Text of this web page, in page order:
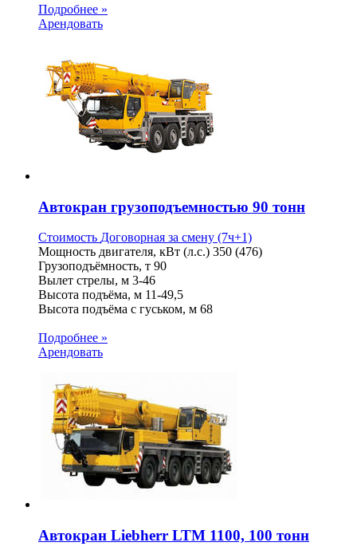
Подробнее »
Арендовать
Автокран грузоподъемностью 90 тонн
Стоимость Договорная за смену (7ч+1)
Мощность двигателя, кВт (л.с.) 350 (476)
Грузоподъёмность, т 90
Вылет стрелы, м 3-46
Высота подъёма, м 11-49,5
Высота подъёма с гуськом, м 68
Подробнее »
Арендовать
Автокран Liebherr LTM 1100, 100 тонн